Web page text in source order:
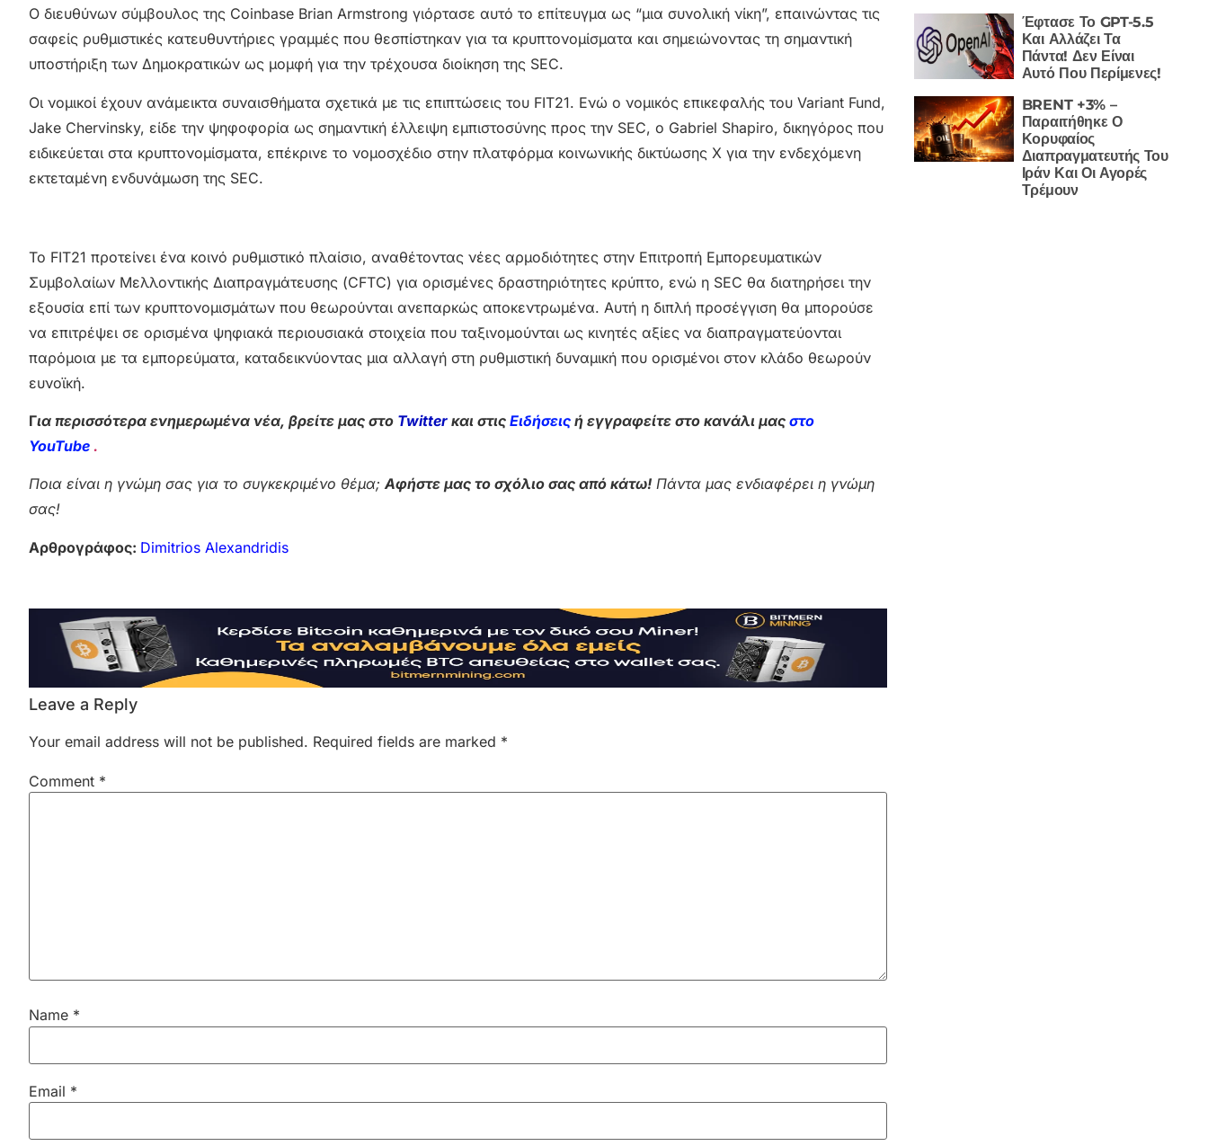
Ο διευθύνων σύμβουλος της Coinbase Brian Armstrong γιόρτασε αυτό το επίτευγμα ως “μια συνολική νίκη”, επαινώντας τις
σαφείς ρυθμιστικές κατευθυντήριες γραμμές που θεσπίστηκαν για τα κρυπτονομίσματα και σημειώνοντας τη σημαντική
υποστήριξη των Δημοκρατικών ως μομφή για την τρέχουσα διοίκηση της SEC.
Οι νομικοί έχουν ανάμεικτα συναισθήματα σχετικά με τις επιπτώσεις του FIT21. Ενώ ο νομικός επικεφαλής του Variant Fund,
Jake Chervinsky, είδε την ψηφοφορία ως σημαντική έλλειψη εμπιστοσύνης προς την SEC, ο Gabriel Shapiro, δικηγόρος που
ειδικεύεται στα κρυπτονομίσματα, επέκρινε το νομοσχέδιο στην πλατφόρμα κοινωνικής δικτύωσης X για την ενδεχόμενη
εκτεταμένη ενδυνάμωση της SEC.
Το FIT21 προτείνει ένα κοινό ρυθμιστικό πλαίσιο, αναθέτοντας νέες αρμοδιότητες στην Επιτροπή Εμπορευματικών
Συμβολαίων Μελλοντικής Διαπραγμάτευσης (CFTC) για ορισμένες δραστηριότητες κρύπτο, ενώ η SEC θα διατηρήσει την
εξουσία επί των κρυπτονομισμάτων που θεωρούνται ανεπαρκώς αποκεντρωμένα. Αυτή η διπλή προσέγγιση θα μπορούσε
να επιτρέψει σε ορισμένα ψηφιακά περιουσιακά στοιχεία που ταξινομούνται ως κινητές αξίες να διαπραγματεύονται
παρόμοια με τα εμπορεύματα, καταδεικνύοντας μια αλλαγή στη ρυθμιστική δυναμική που ορισμένοι στον κλάδο θεωρούν
ευνοϊκή.
Για περισσότερα ενημερωμένα νέα, βρείτε μας στο Twitter και στις Ειδήσεις ή εγγραφείτε στο κανάλι μας στο
YouTube .
Ποια είναι η γνώμη σας για το συγκεκριμένο θέμα;Αφήστε μας το σχόλιο σας από κάτω! Πάντα μας ενδιαφέρει η γνώμη
σας!
Αρθρογράφος: Dimitrios Alexandridis
Leave a Reply
Your email address will not be published. Required fields are marked *
Comment *
Name *
Email *
Έφτασε Το GPT-5.5
Και Αλλάζει Τα
Πάντα! Δεν Είναι
Αυτό Που Περίμενες!
BRENT +3% –
Παραιτήθηκε Ο
Κορυφαίος
Διαπραγματευτής Του
Ιράν Και Οι Αγορές
Τρέμουν